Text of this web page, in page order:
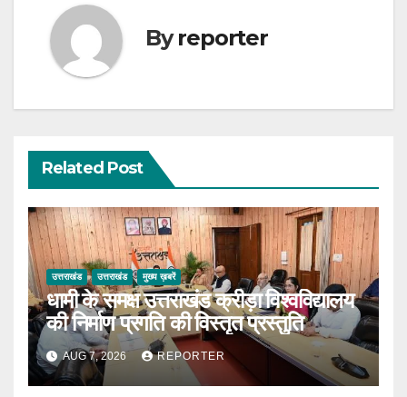
Byreporter
Related Post
उत्तराखंड उत्तराखंड मुख्य ख़बरें
धामी के समक्ष उत्तराखंड क्रीड़ा विश्वविद्यालय
की निर्माण प्रगति की विस्तृत प्रस्तुति
AUG 7, 2026 REPORTER